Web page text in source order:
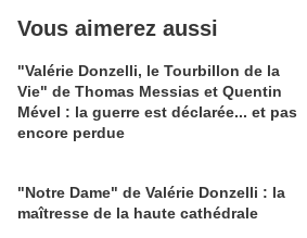
Vous aimerez aussi
"Valérie Donzelli, le Tourbillon de la
Vie" de Thomas Messias et Quentin
Mével : la guerre est déclarée... et pas
encore perdue
"Notre Dame" de Valérie Donzelli : la
maîtresse de la haute cathédrale